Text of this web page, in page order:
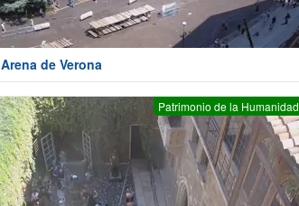
Arena de Verona
Patrimonio de la Humanidad